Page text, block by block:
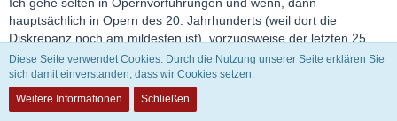
hauptsächlich in Opern des 20. Jahrhunderts (weil dort die
Diskrepanz noch am mildesten ist), vorzugsweise der letzten 25
Jahre. Bei Opern, die älter sind als 50 Jahre habe ich dabei
möglichst viel die Augen geschlossen.
Operninszenierungen haben mich bislang nicht wirklich begeistert.
Diese Seite verwendet Cookies. Durch die Nutzung unserer Seite erklären Sie
sich damit einverstanden, dass wir Cookies setzen.
Weitere Informationen
Schließen